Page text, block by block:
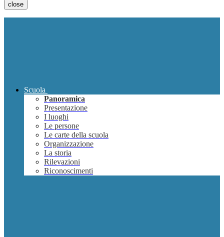
close
Scuola
Panoramica
Presentazione
I luoghi
Le persone
Le carte della scuola
Organizzazione
La storia
Rilevazioni
Riconoscimenti